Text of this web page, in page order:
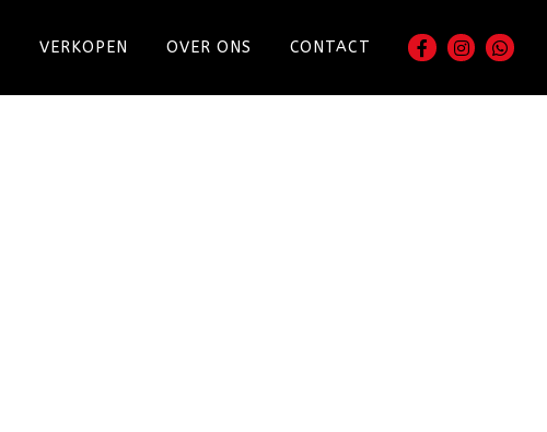
VERKOPEN OVER ONS CONTACT